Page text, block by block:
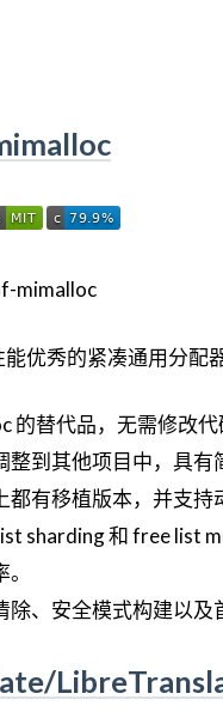
优秀的紧凑通用分配器
的替代品，无需修改代
整到其他项目中，具有
都有移植版本，并支持
sharding 和 free list
除、安全模式构建以及